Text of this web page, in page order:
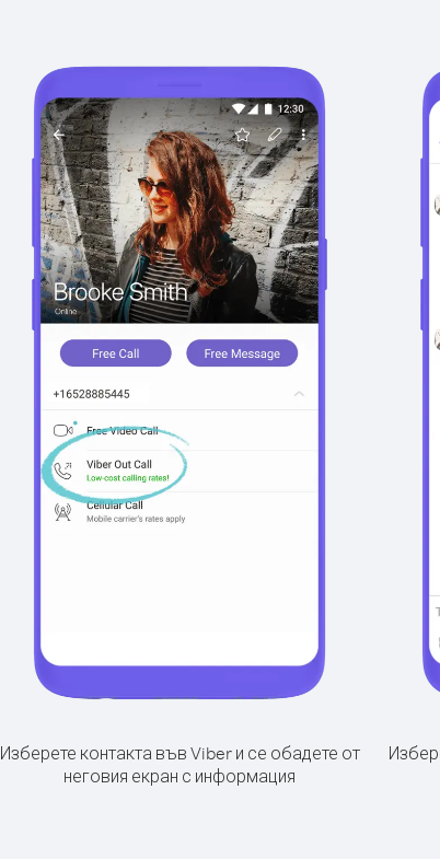
Изберете контакта във Viber и се обадете от
неговия екран с информация